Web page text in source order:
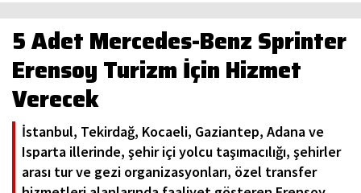
5 Adet Mercedes-Benz Sprinter
Erensoy Turizm İçin Hizmet
Verecek
İstanbul, Tekirdağ, Kocaeli, Gaziantep, Adana ve
Isparta illerinde, şehir içi yolcu taşımacılığı, şehirler
arası tur ve gezi organizasyonları, özel transfer